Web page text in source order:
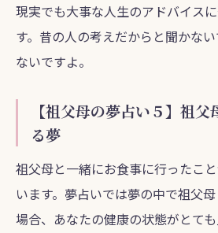
現実でも大事な人生のアドバイス
す。昔の人の考えだからと聞かな
ないですよ。
【祖父母の夢占い５】祖
る夢
祖父母と一緒にお食事に行ったこ
います。夢占いでは夢の中で祖父
場合、あなたの健康の状態がとて